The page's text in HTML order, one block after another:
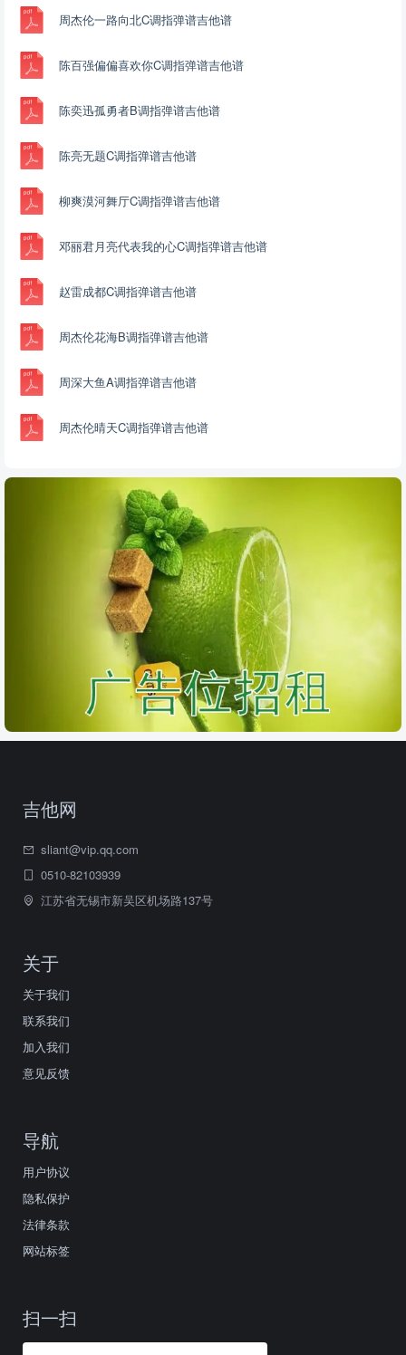
周杰伦一路向北C调指弹谱吉他谱
陈百强偏偏喜欢你C调指弹谱吉他谱
陈奕迅孤勇者B调指弹谱吉他谱
陈亮无题C调指弹谱吉他谱
柳爽漠河舞厅C调指弹谱吉他谱
邓丽君月亮代表我的心C调指弹谱吉他谱
赵雷成都C调指弹谱吉他谱
周杰伦花海B调指弹谱吉他谱
周深大鱼A调指弹谱吉他谱
周杰伦晴天C调指弹谱吉他谱
吉他网
sliant@vip.qq.com
0510-82103939
江苏省无锡市新吴区机场路137号
关于
关于我们
联系我们
加入我们
意见反馈
导航
用户协议
隐私保护
法律条款
网站标签
扫一扫